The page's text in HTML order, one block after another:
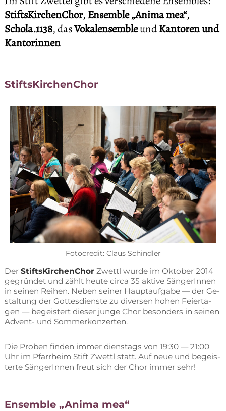
StiftsKirchenChor, Ensemble „Anima mea“
Schola.1138, das Vokalensemble und Kantoren und
Kantorinnen
Stifts­Kir­chen­Chor
Fo­to­credit: Claus Schindler
Der Stifts­Kir­chen­ChorZwettl wur­de im Ok­to­ber 2014
ge­grün­det und zählt heu­te cir­ca 35 ak­ti­ve Sän­ge­rIn­nen
in sei­nen Rei­hen. Ne­ben sei­ner Haupt­auf­ga­be — der Ge­
stal­tung der Got­tes­diens­te zu di­ver­sen ho­hen Fei­er­ta­
gen — be­geis­tert die­ser jun­ge Chor be­son­ders in sei­nen
Ad­vent- und Sommerkonzerten.
Die Pro­ben fin­den im­mer diens­tags von 19:30 — 21:00
Uhr im Pfarr­heim Stift Zwettl statt. Auf neue und be­geis­
ter­te Sän­ge­rIn­nen freut sich der Chor im­mer sehr!
En­sem­ble „Ani­ma mea“